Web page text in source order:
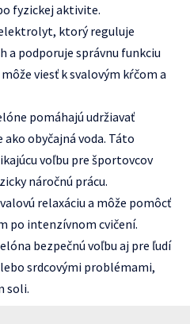
fyzickej aktivite.
ktorý reguluje
a podporuje správnu funkciu
viesť k svalovým kŕčom a
pomáhajú udržiavať
obyčajná voda. Táto
voľbu pre športovcov
náročnú prácu.
relaxáciu a môže pomôcť
po intenzívnom cvičení.
bezpečnú voľbu aj pre ľudí
srdcovými problémami,
soli.